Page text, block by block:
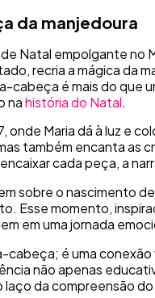
da manjedoura
Natal empolgante no
recria a mágica da
cabeça é mais do que
nahistória do Natal.
onde Maria dá à luz e
também encanta as
cada peça, a
sobre o nascimento
Esse momento,
em uma jornada
cabeça; é uma
não apenas
da compreensão